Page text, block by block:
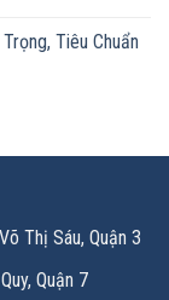
Tiêu Chuẩn
Thị Sáu, Quận 3
Quận 7